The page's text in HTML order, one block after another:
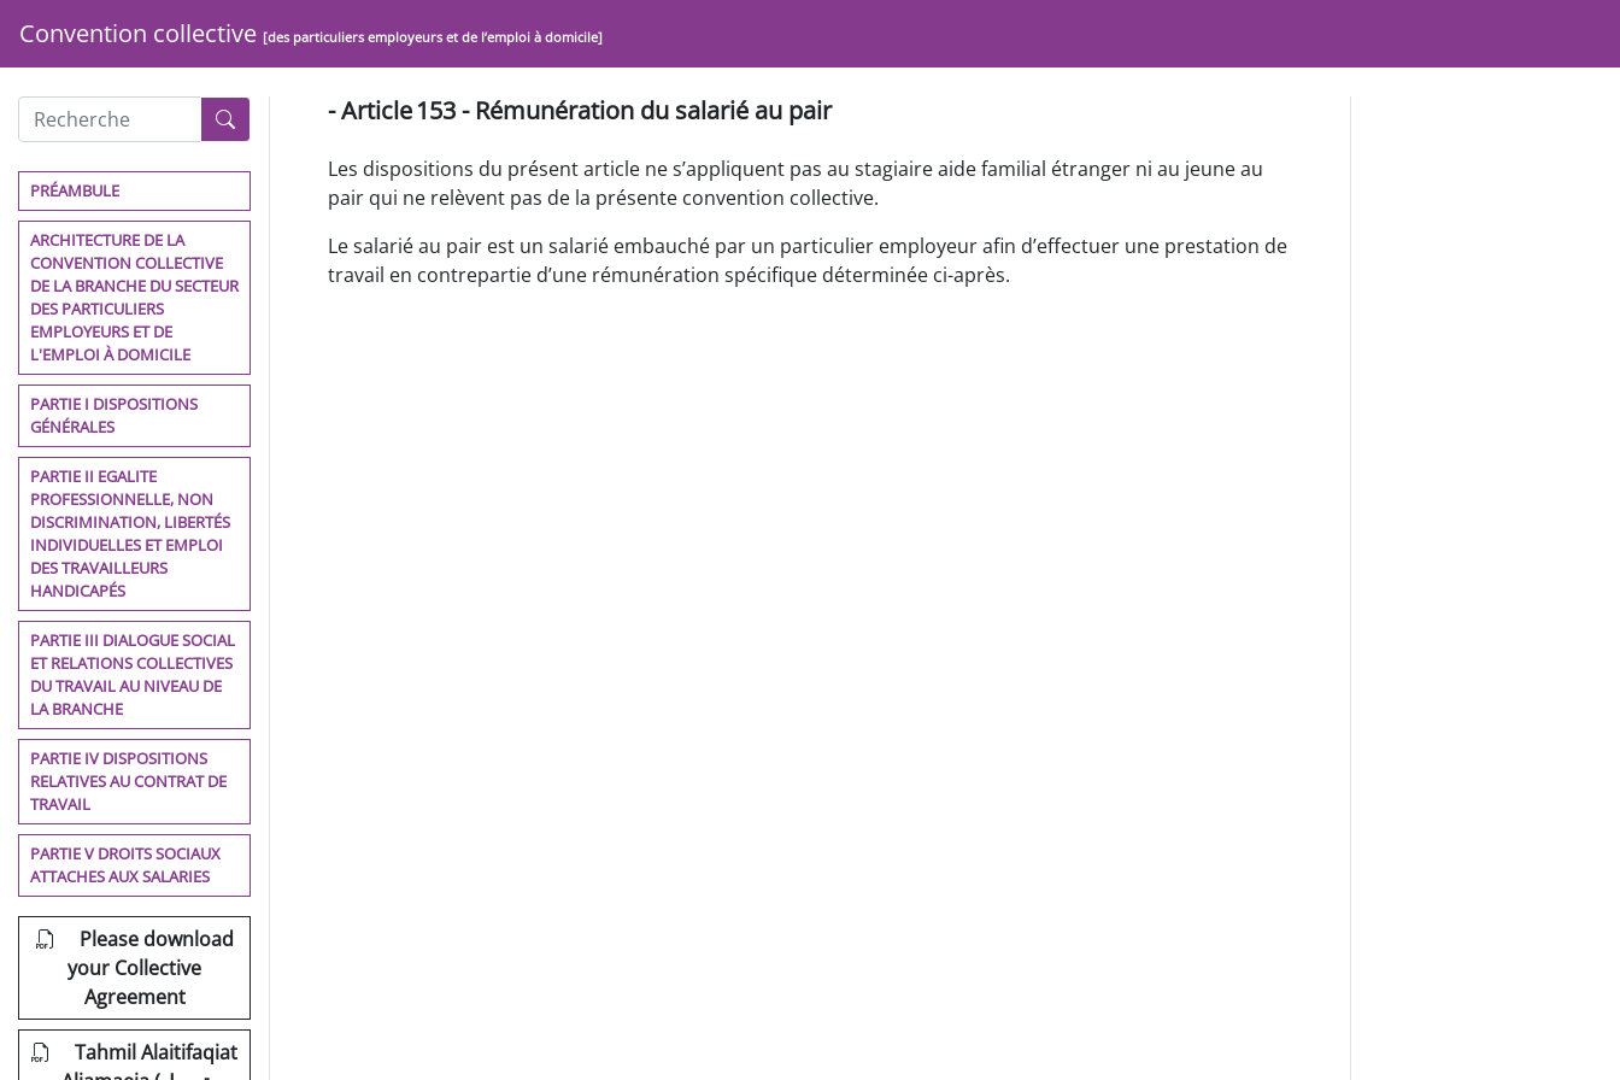
Convention collective [des particuliers employeurs et de l’emploi à domicile]
PRÉAMBULE
ARCHITECTURE DE LA
CONVENTION COLLECTIVE
DE LA BRANCHE DU SECTEUR
DES PARTICULIERS
EMPLOYEURS ET DE
L'EMPLOI À DOMICILE
PARTIE I DISPOSITIONS
GÉNÉRALES
PARTIE II EGALITE
PROFESSIONNELLE, NON
DISCRIMINATION, LIBERTÉS
INDIVIDUELLES ET EMPLOI
DES TRAVAILLEURS
HANDICAPÉS
PARTIE III DIALOGUE SOCIAL
ET RELATIONS COLLECTIVES
DU TRAVAIL AU NIVEAU DE
LA BRANCHE
PARTIE IV DISPOSITIONS
RELATIVES AU CONTRAT DE
TRAVAIL
PARTIE V DROITS SOCIAUX
ATTACHES AUX SALARIES
Please download
your Collective
Agreement
Tahmil Alaitifaqiat
- Article 153 - Rémunération du salarié au pair
Les dispositions du présent article ne s’appliquent pas au stagiaire aide familial étranger ni au jeune au
pair qui ne relèvent pas de la présente convention collective.
Le salarié au pair est un salarié embauché par un particulier employeur afin d’effectuer une prestation de
travail en contrepartie d’une rémunération spécifique déterminée ci-après.